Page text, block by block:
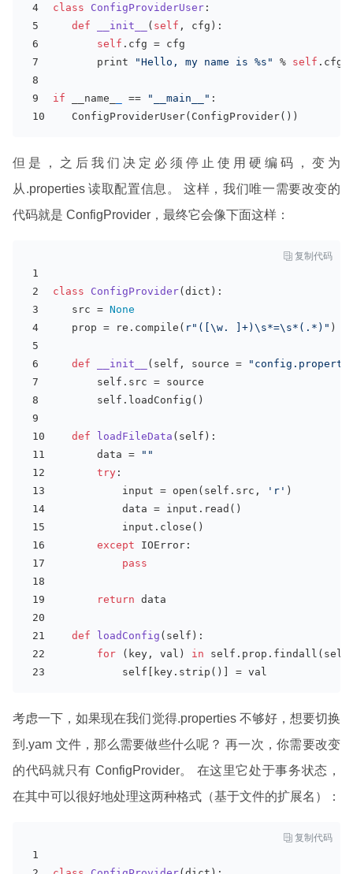
class ConfigProviderUser :
def
__init__ ( self , cfg) :
self .cfg = cfg
       print
"Hello, my name is %s" % self .cfg[
if __name_ == "__main__" :
   ConfigProviderUser(ConfigProvider())
但是，之后我们决定必须停止使用硬编码，变为
从.properties 读取配置信息。 这样，我们唯一需要改变的
代码就是 ConfigProvider，最终它会像下面这样：
 复制代码
class ConfigProvider( dict ):
   src =
None
   prop = re.
compile ( r"([\w. ]+)\s*=\s*(.*)" )
def __init__ ( self, source =
       self.src = source
       self.loadConfig()
def loadFileData ( self ):
       data =
""
try :
input = open (self.src, 'r' )
           data =
input .read()
input .close()
except IOError:
pass
return data
def loadConfig ( self ):
for (key, val) in
           self[key.strip()] = val
考虑一下，如果现在我们觉得.properties 不够好，想要切换
到.yam 文件，那么需要做些什么呢？ 再一次，你需要改变
的代码就只有 ConfigProvider。 在这里它处于事务状态，
在其中可以很好地处理这两种格式（基于文件的扩展名）：
 复制代码